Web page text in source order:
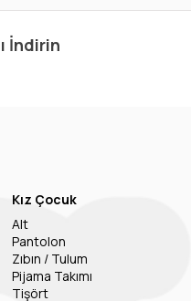
İndirin
Kız Çocuk
Alt
Pantolon
Zıbın / Tulum
Pijama Takımı
Tişört